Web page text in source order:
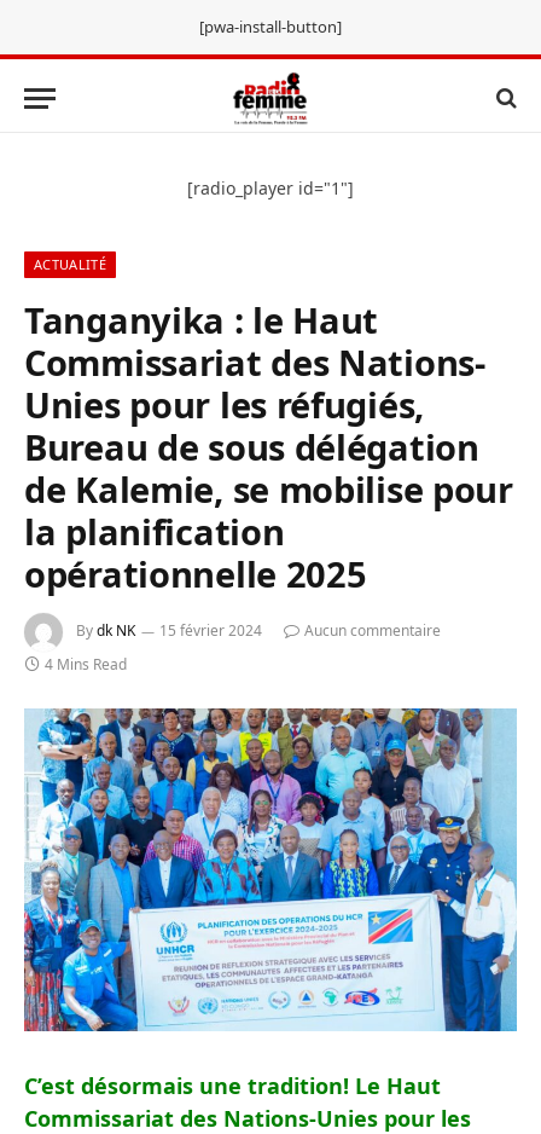
[pwa-install-button]
[radio_player id="1"]
ACTUALITÉ
Tanganyika : le Haut
Commissariat des Nations-
Unies pour les réfugiés,
Bureau de sous délégation
de Kalemie, se mobilise pour
la planification
opérationnelle 2025
Bydk NK 15 février 2024
Aucun commentaire
4 Mins Read
C’est désormais une tradition! Le Haut
Commissariat des Nations-Unies pour les